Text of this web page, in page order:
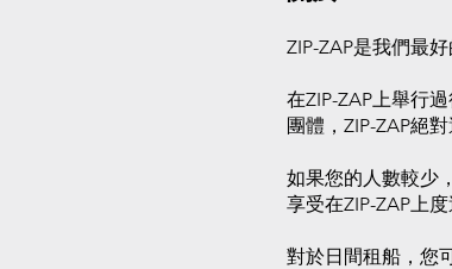
ZIP-ZAP是我們最
在ZIP-ZAP上舉行
團體，ZIP-ZAP絕對
如果您的人數較少
享受在ZIP-ZAP上
對於日間租船，您